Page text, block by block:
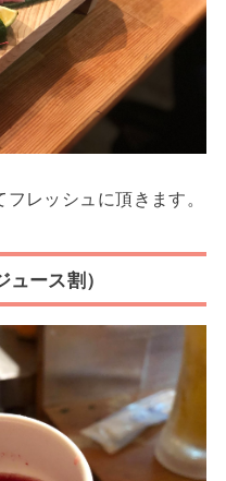
レッシュに頂きます。
ース割）